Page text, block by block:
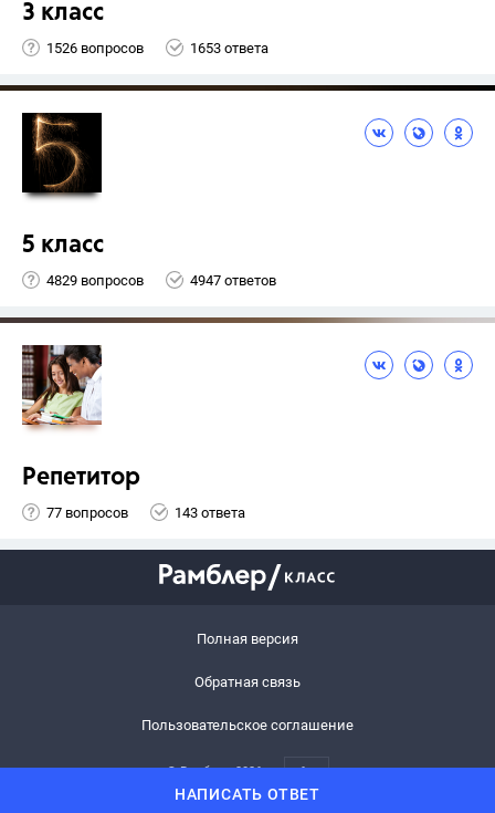
НАПИСАТЬ ОТВЕТ
3 класс
1526 вопросов 1653 ответа
5 класс
4829 вопросов 4947 ответов
Репетитор
77 вопросов 143 ответа
Полная версия
Обратная связь
Пользовательское соглашение
© Рамблер,2026 6+